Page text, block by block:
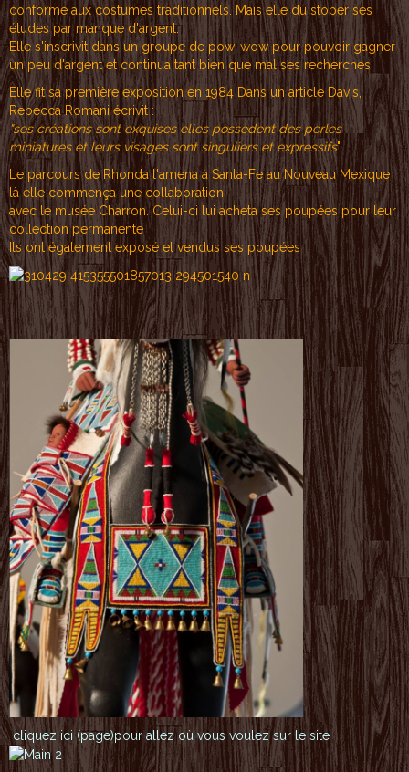
conforme aux costumes traditionnels. Mais elle du stoper ses
études par manque d'argent.
Elle s'inscrivit dans un groupe de pow-wow pour pouvoir gagner
un peu d'argent et continua tant bien que mal ses recherches.
Elle fit sa première exposition en 1984 Dans un article Davis,
Rebecca Romani écrivit :
"ses créations sont exquises elles possèdent des perles
miniatures et leurs visages sont singuliers et expressifs"
Le parcours de Rhonda l'amena à Santa-Fe au Nouveau Mexique
là elle commença une collaboration
avec le musée Charron. Celui-ci lui acheta ses poupées pour leur
collection permanente
Ils ont également exposé et vendus ses poupées
cliquez ici (page)pour allez où vous voulez sur le site